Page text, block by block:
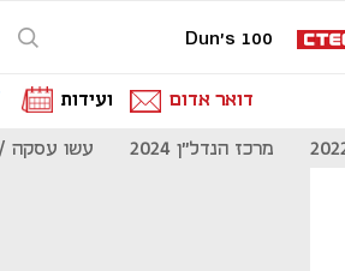
Dun's 100
דואר אדום ועידות
מרכז הנדל"ן 2024 עשו עסקה /